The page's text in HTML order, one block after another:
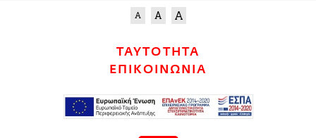
ΤΑΥΤΟΤΗΤΑ
ΕΠΙΚΟΙΝΩΝΙΑ